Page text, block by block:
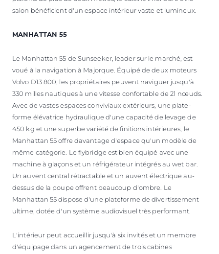
salon bénéficient d'un espace intérieur vaste et lumineux.
MANHATTAN 55
Le Manhattan 55 de Sunseeker, leader sur le marché, est
voué à la navigation à Majorque. Équipé de deux moteurs
Volvo D13 800, les propriétaires peuvent naviguer jusqu'à
330 milles nautiques à une vitesse confortable de 21 nœuds.
Avec de vastes espaces conviviaux extérieurs, une plate-
forme élévatrice hydraulique d'une capacité de levage de
450 kg et une superbe variété de finitions intérieures, le
Manhattan 55 offre davantage d'espace qu'un modèle de
même catégorie. Le flybridge est bien équipé avec une
machine à glaçons et un réfrigérateur intégrés au wet bar.
Un auvent central rétractable et un auvent électrique au-
dessus de la poupe offrent beaucoup d'ombre. Le
Manhattan 55 dispose d'une plateforme de divertissement
ultime, dotée d'un système audiovisuel très performant.
L'intérieur peut accueillir jusqu'à six invités et un membre
d'équipage dans un agencement de trois cabines